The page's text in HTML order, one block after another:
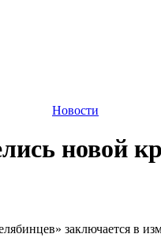
Новости
новой
заключается в